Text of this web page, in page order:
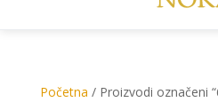
Početna / Proizvodi označeni